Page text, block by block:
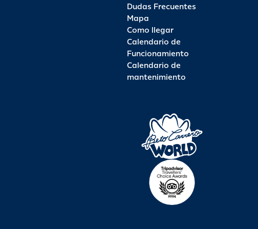
Dudas Frecuentes
Mapa
Como llegar
Calendario de
Funcionamiento
Calendario de
mantenimiento